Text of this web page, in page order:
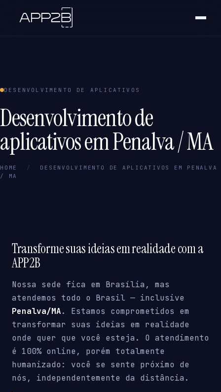
DESENVOLVIMENTO DE APLICATIVOS
Desenvolvimento de
aplicativos em Penalva / MA
HOME /
DESENVOLVIMENTO DE APLICATIVOS EM PENALVA
/ MA
Transforme suas ideias em realidade com a
APP2B
Nossa sede fica em Brasília, mas
atendemos todo o Brasil — inclusive
Penalva/MA. Estamos comprometidos em
transformar suas ideias em realidade
onde quer que você esteja. O atendimento
é 100% online, porém totalmente
humanizado: você se sente próximo de
nós, independentemente da distância.